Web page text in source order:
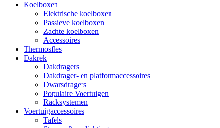
Koelboxen
Elektrische koelboxen
Passieve koelboxen
Zachte koelboxen
Accessoires
Thermosfles
Dakrek
Dakdragers
Dakdrager- en platformaccessoires
Dwarsdragers
Populaire Voertuigen
Racksystemen
Voertuigaccessoires
Tafels